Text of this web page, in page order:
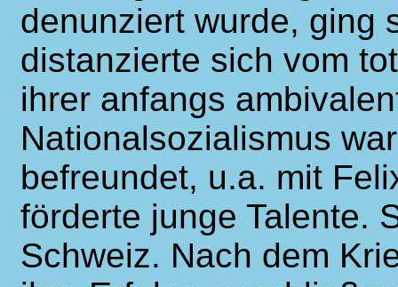
denunziert wurde, ging
distanzierte sich vom
ihrer anfangs
Nationalsozialismus
befreundet, u.a. mit
förderte junge Talente.
Schweiz. Nach dem